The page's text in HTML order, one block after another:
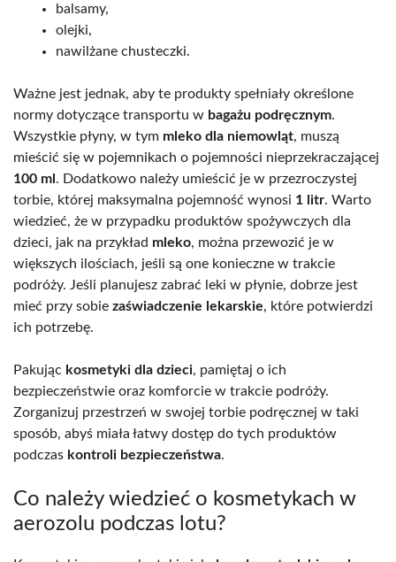
balsamy,
olejki,
nawilżane chusteczki.
Ważne jest jednak, aby te produkty spełniały określone
normy dotyczące transportu w bagażu podręcznym.
Wszystkie płyny, w tym mleko dla niemowląt, muszą
mieścić się w pojemnikach o pojemności nieprzekraczającej
100 ml . Dodatkowo należy umieścić je w przezroczystej
torbie, której maksymalna pojemność wynosi 1 litr. Warto
wiedzieć, że w przypadku produktów spożywczych dla
dzieci, jak na przykład mleko, można przewozić je w
większych ilościach, jeśli są one konieczne w trakcie
podróży. Jeśli planujesz zabrać leki w płynie, dobrze jest
mieć przy sobie zaświadczenie lekarskie, które potwierdzi
ich potrzebę.
Pakując kosmetyki dla dzieci, pamiętaj o ich
bezpieczeństwie oraz komforcie w trakcie podróży.
Zorganizuj przestrzeń w swojej torbie podręcznej w taki
sposób, abyś miała łatwy dostęp do tych produktów
podczas kontroli bezpieczeństwa.
Co należy wiedzieć o kosmetykach w
aerozolu podczas lotu?